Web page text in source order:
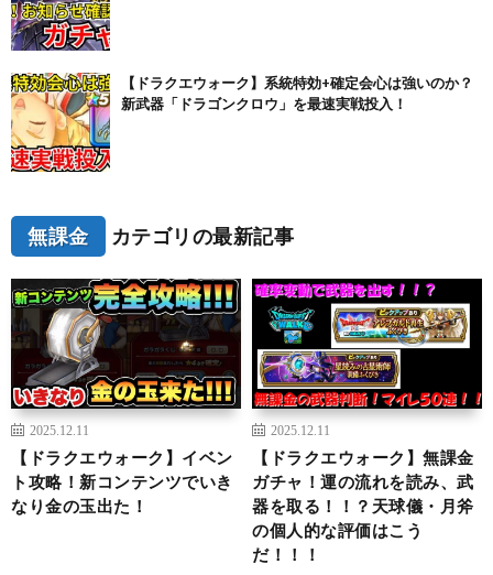
【ドラクエウォーク】系統特効+確定会心は強いのか？
新武器「ドラゴンクロウ」を最速実戦投入！
無課金 カテゴリの最新記事
2025.12.11
【ドラクエウォーク】イベン
ト攻略！新コンテンツでいき
なり金の玉出た！
2025.12.11
【ドラクエウォーク】無課金
ガチャ！運の流れを読み、武
器を取る！！？天球儀・月斧
の個人的な評価はこう
だ！！！